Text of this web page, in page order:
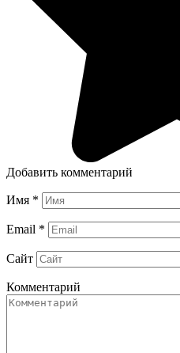
Добавить комментарий
Имя *
Email *
Сайт
Комментарий